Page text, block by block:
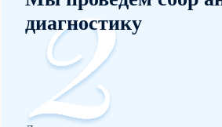
диагностику